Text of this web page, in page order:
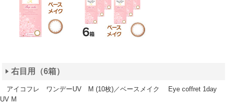
右目用（6箱）
アイコフレ ワンデーUV M (10枚)／ベースメイク Eye coffret 1day
UV M